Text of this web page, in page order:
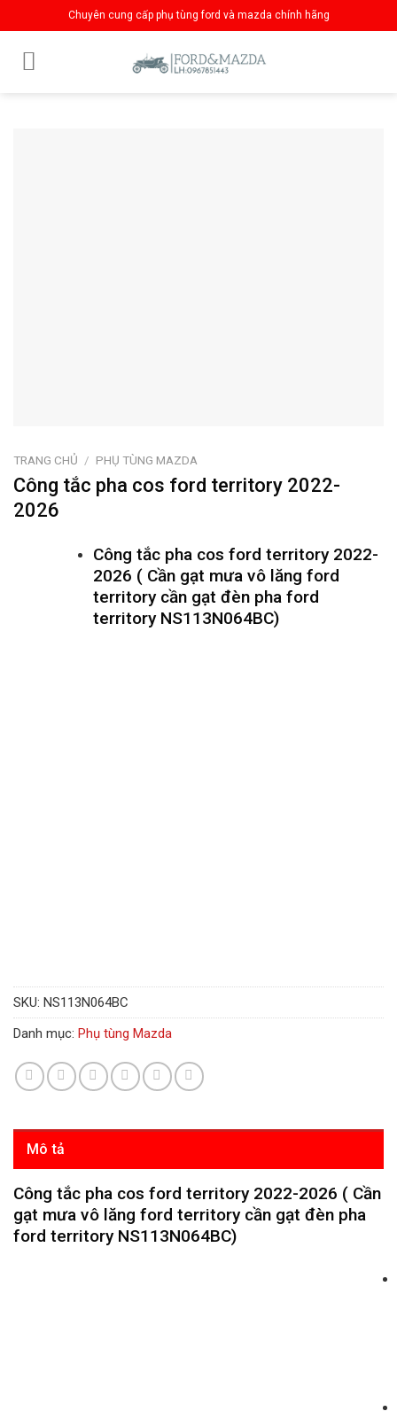
to
content
Chuyên cung cấp phụ tùng ford và mazda chính hãng
TRANG CHỦ / PHỤ TÙNG MAZDA
Công tắc pha cos ford territory 2022-
2026
Công tắc pha cos ford territory 2022-
2026 ( Cần gạt mưa vô lăng ford
territory cần gạt đèn pha ford
territory NS113N064BC)
SKU: NS113N064BC
Danh mục: Phụ tùng Mazda
Mô tả
Công tắc pha cos ford territory 2022-2026 ( Cần
gạt mưa vô lăng ford territory cần gạt đèn pha
ford territory NS113N064BC)